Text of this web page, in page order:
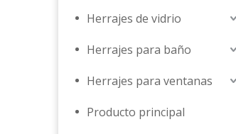
Herrajes de vidrio
Herrajes para baño
Herrajes para ventanas
Producto principal